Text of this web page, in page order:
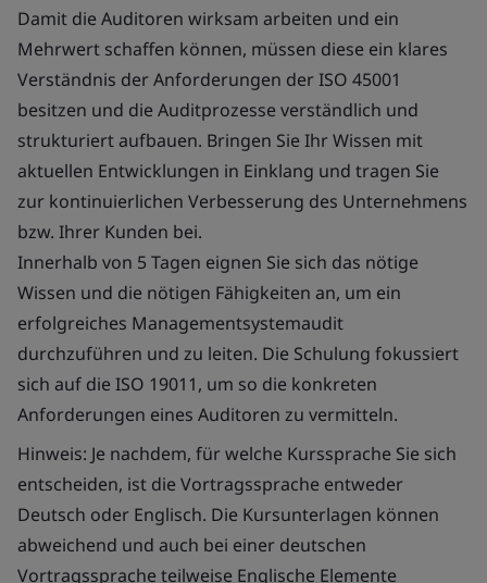
Damit die Auditoren wirksam arbeiten und ein
Mehrwert schaffen können, müssen diese ein klares
Verständnis der Anforderungen der ISO 45001
besitzen und die Auditprozesse verständlich und
strukturiert aufbauen. Bringen Sie Ihr Wissen mit
aktuellen Entwicklungen in Einklang und tragen Sie
zur kontinuierlichen Verbesserung des Unternehmens
bzw. Ihrer Kunden bei.
Innerhalb von 5 Tagen eignen Sie sich das nötige
Wissen und die nötigen Fähigkeiten an, um ein
erfolgreiches Managementsystemaudit
durchzuführen und zu leiten. Die Schulung fokussiert
sich auf die ISO 19011, um so die konkreten
Anforderungen eines Auditoren zu vermitteln.
Hinweis: Je nachdem, für welche Kurssprache Sie sich
entscheiden, ist die Vortragssprache entweder
Deutsch oder Englisch. Die Kursunterlagen können
abweichend und auch bei einer deutschen
Vortragssprache teilweise Englische Elemente